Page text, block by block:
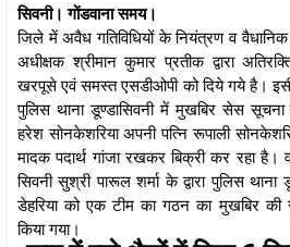
सिवनी। गोंडवाना समय।
जिले में अवैध गतिविधियों के नियंत्रण व वैधानिक
अधीक्षक श्रीमान कुमार प्रतीक द्वारा
खरपूसे एवं समस्त एसडीओपी को दिये गये है।
पुलिस थाना डूण्डासिवनी में मुखबिर सेस सूचना
हरेश सोनकेशरिया अपनी पत्नि रूपाली
मादक पदार्थ गांजा रखकर बिक्री कर रहा है।
सिवनी सुश्री पारूल शर्मा के द्वारा पुलिस थाना
डेहरिया को एक टीम का गठन का मुखबिर की
किया गया।